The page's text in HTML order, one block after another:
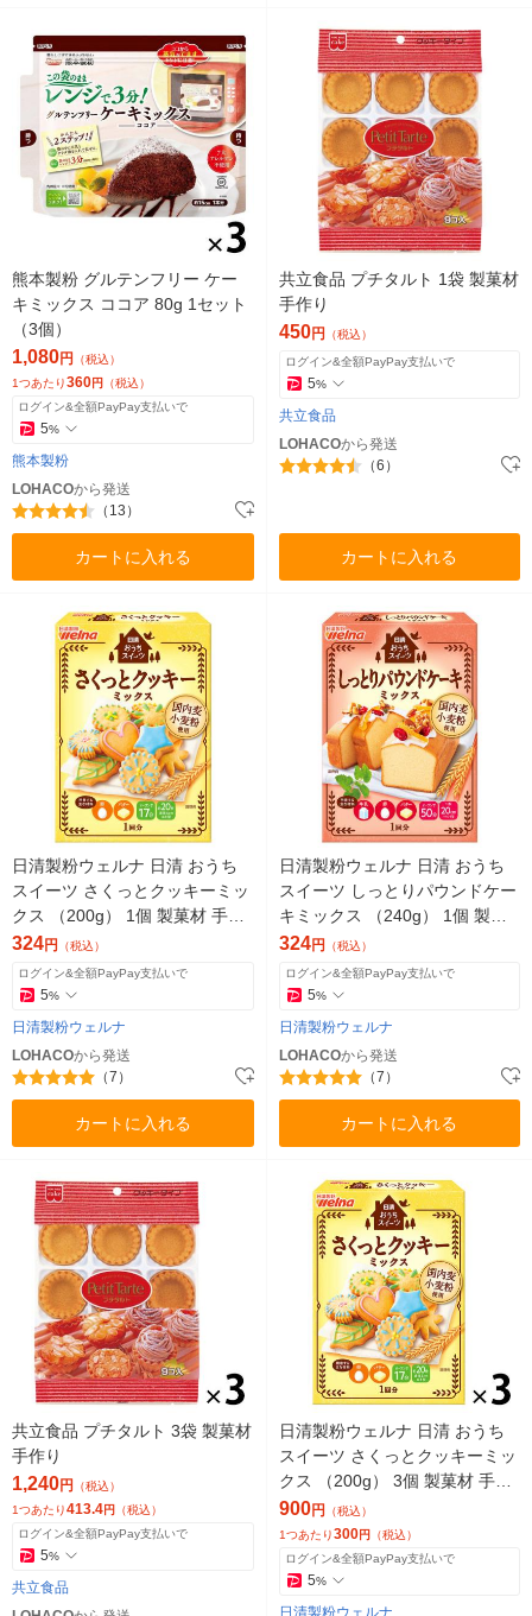
熊本製粉 グルテンフリー ケー
キミックス ココア 80g 1セット
（3個）
1,080円
（税込）
1つあたり360円 （税込）
ログイン&全額PayPay支払いで
5%
熊本製粉
LOHACOから発送
（13）
カートに入れる
共立食品 プチタルト 1袋 製菓材
手作り
450円 （税込）
ログイン&全額PayPay支払いで
5%
共立食品
LOHACOから発送
（6）
カートに入れる
日清製粉ウェルナ 日清 おうち
スイーツ さくっとクッキーミッ
クス （200g） 1個 製菓材 手作
りお菓子
324円 （税込）
ログイン&全額PayPay支払いで
5%
日清製粉ウェルナ
LOHACOから発送
（7）
カートに入れる
日清製粉ウェルナ 日清 おうち
スイーツ しっとりパウンドケー
キミックス （240g） 1個 製菓
材 手作りお菓子
324円 （税込）
ログイン&全額PayPay支払いで
5%
日清製粉ウェルナ
LOHACOから発送
（7）
カートに入れる
共立食品 プチタルト 3袋 製菓材
手作り
1,240円
（税込）
1つあたり413.4円 （税込）
ログイン&全額PayPay支払いで
5%
共立食品
日清製粉ウェルナ 日清 おうち
スイーツ さくっとクッキーミッ
クス （200g） 3個 製菓材 手作
りお菓子
900円
（税込）
1つあたり300円 （税込）
ログイン&全額PayPay支払いで
5%